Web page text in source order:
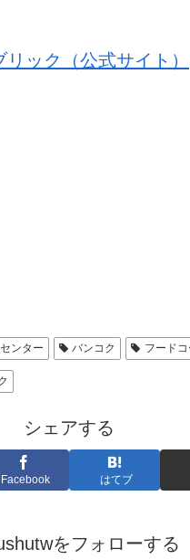
ック（公式サイト）
ンター バンコク フードコ
シェアする
Facebook はてブ
をフォローする